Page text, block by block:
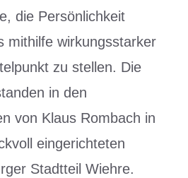
die Persönlichkeit
mithilfe wirkungsstarker
zu stellen. Die
in den
von Klaus Rombach in
eingerichteten
Stadtteil Wiehre.